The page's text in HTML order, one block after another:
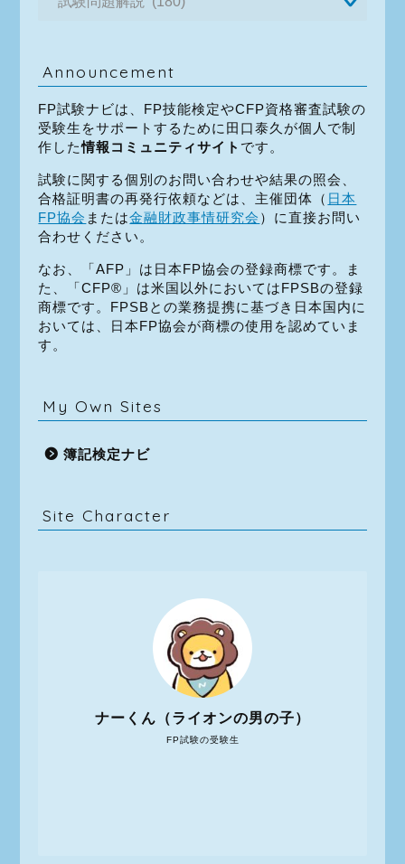
Announcement
FP試験ナビは、FP技能検定やCFP資格審査試験の
受験生をサポートするために田口泰久が個人で制
作した情報コミュニティサイト です。
試験に関する個別のお問い合わせや結果の照会、
合格証明書の再発行依頼などは、主催団体（ 日本
FP協会 または金融財政事情研究会 ）に直接お問い
合わせください。
なお、「AFP」は日本FP協会の登録商標です。ま
た、「CFP®」は米国以外においてはFPSBの登録
商標です。FPSBとの業務提携に基づき日本国内に
おいては、日本FP協会が商標の使用を認めていま
す。
My Own Sites
簿記検定ナビ
Site Character
FP試験の受験生
ナーくん（ライオンの男の子）